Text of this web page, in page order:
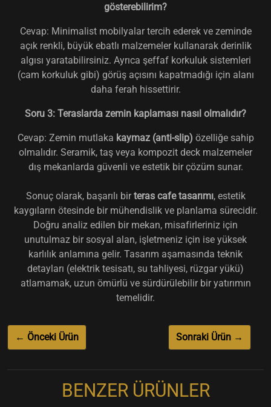
gösterebilirim?
Cevap: Minimalist mobilyalar tercih ederek ve zeminde
açık renkli, büyük ebatlı malzemeler kullanarak derinlik
algısı yaratabilirsiniz. Ayrıca şeffaf korkuluk sistemleri
(cam korkuluk gibi) görüş açısını kapatmadığı için alanı
daha ferah hissettirir.
Soru 3: Teraslarda zemin kaplaması nasıl olmalıdır?
Cevap: Zemin mutlaka kaymaz (anti-slip) özelliğe sahip
olmalıdır. Seramik, taş veya kompozit deck malzemeler
dış mekanlarda güvenli ve estetik bir çözüm sunar.
Sonuç olarak, başarılı birteras cafe tasarımı, estetik
kaygıların ötesinde bir mühendislik ve planlama sürecidir.
Doğru analiz edilen bir mekan, misafirleriniz için
unutulmaz bir sosyal alan, işletmeniz için ise yüksek
karlılık anlamına gelir. Tasarım aşamasında teknik
detayları (elektrik tesisatı, su tahliyesi, rüzgar yükü)
atlamamak, uzun ömürlü ve sürdürülebilir bir yatırımın
temelidir.
← Önceki Ürün Sonraki Ürün →
BENZER ÜRÜNLER